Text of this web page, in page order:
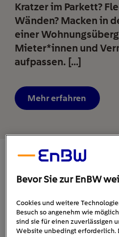
Kratzer im Parkett?
Wänden? Macken in
einer
Mieter*innen und
aufpassen. […]
Mehr erfahren
Bevor Sie zur EnBW
Cookies und weitere
Besuch so angenehm wie
sind sie für einen zuverlässigen
Website unbedingt erforderlich.